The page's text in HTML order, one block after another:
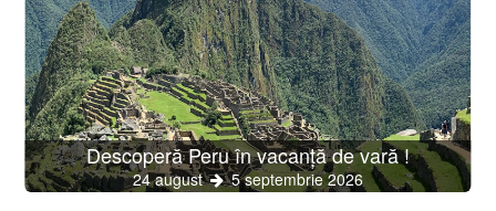
Descoperă Peru în vacanță de vară !
24 august 5 septembrie 2026